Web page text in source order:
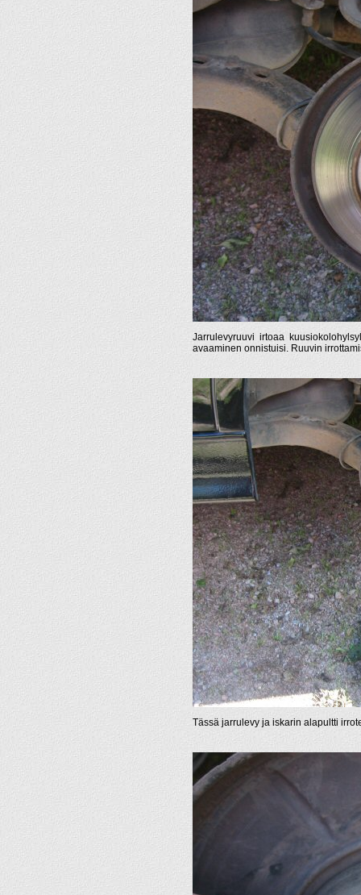
Jarrulevyruuvi irtoaa
avaaminen onnistuisi. Ruuvin
Tässä jarrulevy ja iskarin alapultti